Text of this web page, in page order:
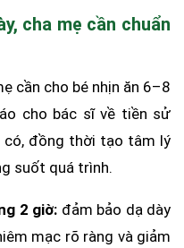
cha mẹ cần chuẩn
cần cho bé nhịn ăn 6–8
cho bác sĩ về tiền sử
có, đồng thời tạo tâm lý
suốt quá trình.
2 giờ: đảm bảo dạ dày
mạc rõ ràng và giảm